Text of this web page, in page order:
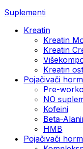
Suplementi
Kreatin
Kreatin
Kreatin
Kreatin
Pojačivači
Pre-
NO
Kofeini
Beta-
HMB
Pojačivači